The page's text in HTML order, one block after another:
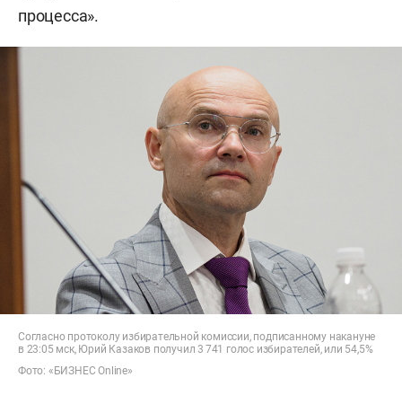
процесса».
Согласно протоколу избирательной комиссии, подписанному накануне
в 23:05 мск, Юрий Казаков получил 3 741 голос избирателей, или 54,5%
Фото: «БИЗНЕС Online»